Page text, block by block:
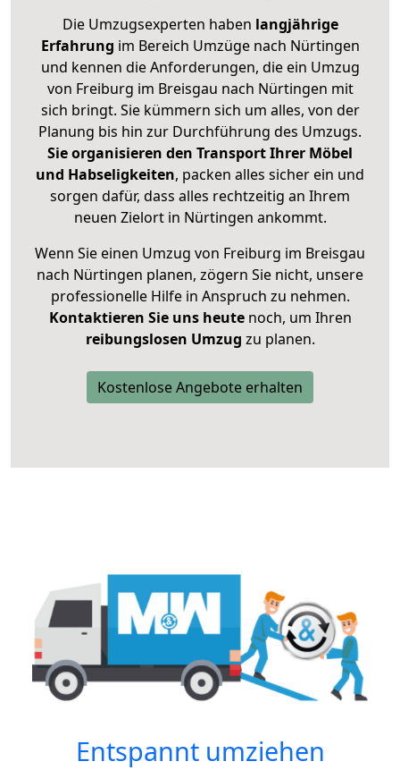
Die Umzugsexperten haben langjährige
Erfahrung im Bereich Umzüge nach Nürtingen
und kennen die Anforderungen, die ein Umzug
von Freiburg im Breisgau nach Nürtingen mit
sich bringt. Sie kümmern sich um alles, von der
Planung bis hin zur Durchführung des Umzugs.
Sie organisieren den Transport Ihrer Möbel
und Habseligkeiten, packen alles sicher ein und
sorgen dafür, dass alles rechtzeitig an Ihrem
neuen Zielort in Nürtingen ankommt.
Wenn Sie einen Umzug von Freiburg im Breisgau
nach Nürtingen planen, zögern Sie nicht, unsere
professionelle Hilfe in Anspruch zu nehmen.
Kontaktieren Sie uns heutenoch, um Ihren
reibungslosen Umzug zu planen.
Kostenlose Angebote erhalten
Entspannt umziehen